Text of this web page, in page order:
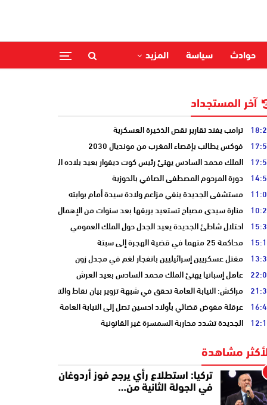
حوادث سياسة المزيد
آخر المستجداد
ترامب يفند تقارير نقص الذخيرة العسكرية
فوكس يطالب بإقصاء المغرب من مونديال 2030
الملك محمد السادس يهنئ رئيس كوت ديفوار بعيد بلاده الوطني
دورة المرحوم المصطفى الصافي بالحوزية
مستشفى الجديدة ينفي مزاعم ولادة سيدة أمام بوابته
منارة سيدي مصباح تستعيد بريقها بعد سنوات من الإهمال
احتلال شاطئ الجديدة يعيد الجدل حول الملك العمومي
محاكمة 25 متهما في قضية الهجرة إلى سبتة
مقتل عسكريين إسرائيليين بانفجار لغم في مجدل زون
عاهل إسبانيا يهنئ الملك محمد السادس بعيد العرش
مراكش: النيابة العامة تحقق في شبهة تزوير بيان نقاط والتشهير بطالب
عرقلة مفوض قضائي بأولاد احسين تصل إلى النيابة العامة
الجديدة تشدد محاربة السمسرة غير القانونية
مشاهدة
تركيا: استطلاع رأي يرجح فوز أردوغان
في الجولة الثانية من…